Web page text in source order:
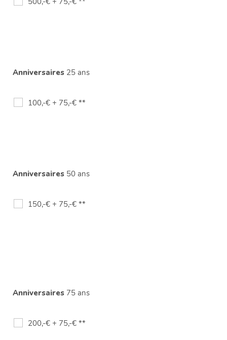
Anniversaires 25 ans
100,-€ + 75,-€ **
Anniversaires 50 ans
150,-€ + 75,-€ **
Anniversaires 75 ans
200,-€ + 75,-€ **